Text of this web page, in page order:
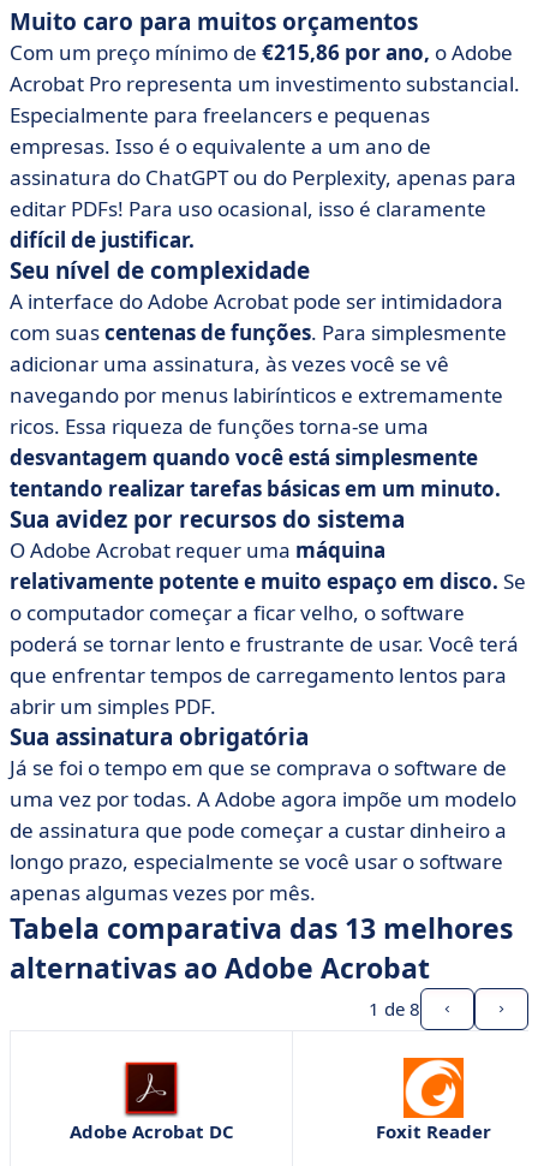
Muito caro para muitos orçamentos
Com um preço mínimo de €215,86 por ano, o Adobe
Acrobat Pro representa um investimento substancial.
Especialmente para freelancers e pequenas
empresas. Isso é o equivalente a um ano de
assinatura do ChatGPT ou do Perplexity, apenas para
editar PDFs! Para uso ocasional, isso é claramente
difícil de justificar.
Seu nível de complexidade
A interface do Adobe Acrobat pode ser intimidadora
com suascentenas de funções. Para simplesmente
adicionar uma assinatura, às vezes você se vê
navegando por menus labirínticos e extremamente
ricos. Essa riqueza de funções torna-se uma
desvantagem quando você está simplesmente
tentando realizar tarefas básicas em um minuto.
Sua avidez por recursos do sistema
O Adobe Acrobat requer uma máquina
relativamente potente e muito espaço em disco. Se
o computador começar a ficar velho, o software
poderá se tornar lento e frustrante de usar. Você terá
que enfrentar tempos de carregamento lentos para
abrir um simples PDF.
Sua assinatura obrigatória
Já se foi o tempo em que se comprava o software de
uma vez por todas. A Adobe agora impõe um modelo
de assinatura que pode começar a custar dinheiro a
longo prazo, especialmente se você usar o software
apenas algumas vezes por mês.
Tabela comparativa das 13 melhores
alternativas ao Adobe Acrobat
1 de 8
Adobe Acrobat DC Foxit Reader